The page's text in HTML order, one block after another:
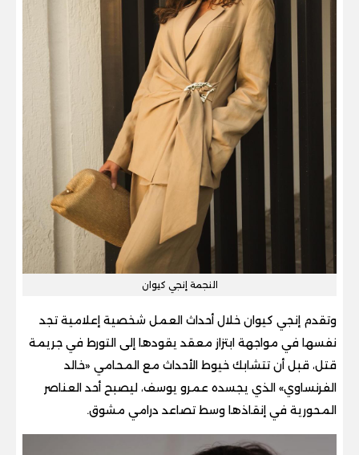
النجمة إنجي كيوان
وتقدم إنجي كيوان خلال أحداث العمل شخصية إعلامية تجد
نفسها في مواجهة ابتزاز معقد يقودها إلى التورط في جريمة
قتل، قبل أن تتشابك خيوط الأحداث مع المحامي «خالد
الفرنساوي» الذي يجسده عمرو يوسف، ليصبح أحد العناصر
المحورية في إنقاذها وسط تصاعد درامي مشوق.